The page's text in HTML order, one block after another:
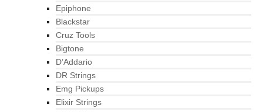
Epiphone
Blackstar
Cruz Tools
Bigtone
D’Addario
DR Strings
Emg Pickups
Elixir Strings